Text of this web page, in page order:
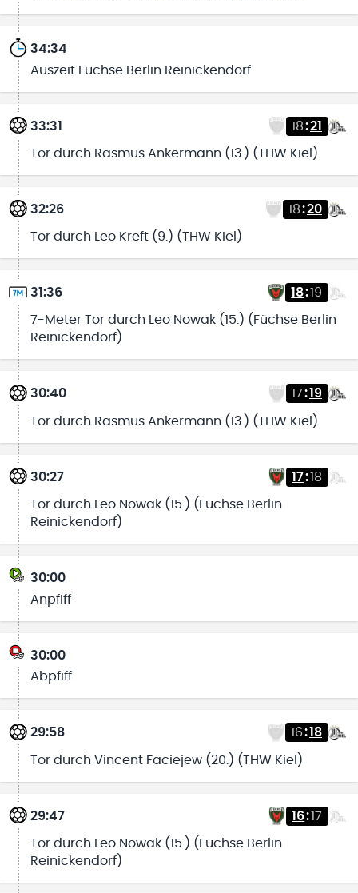
34:34
Auszeit Füchse Berlin Reinickendorf
33:31 18:21
Tor durch Rasmus Ankermann (13.) (THW Kiel)
32:26 18:20
Tor durch Leo Kreft (9.) (THW Kiel)
31:36 18:19
7-Meter Tor durch Leo Nowak (15.) (Füchse Berlin
Reinickendorf)
30:40 17:19
Tor durch Rasmus Ankermann (13.) (THW Kiel)
30:27 17:18
Tor durch Leo Nowak (15.) (Füchse Berlin
Reinickendorf)
30:00
Anpfiff
30:00
Abpfiff
29:58 16:18
Tor durch Vincent Faciejew (20.) (THW Kiel)
29:47 16:17
Tor durch Leo Nowak (15.) (Füchse Berlin
Reinickendorf)